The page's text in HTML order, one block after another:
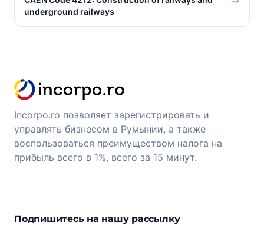
underground railways
Incorpo.ro позволяет зарегистрировать и
управлять бизнесом в Румынии, а также
воспользоваться преимуществом налога на
прибыль всего в 1%, всего за 15 минут.
Подпишитесь на нашу рассылку